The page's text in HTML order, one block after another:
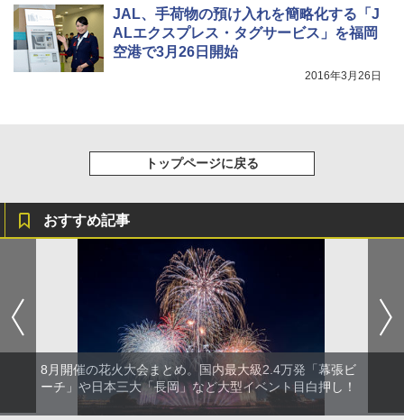
JAL、手荷物の預け入れを簡略化する「J
ALエクスプレス・タグサービス」を福岡
空港で3月26日開始
2016年3月26日
トップページに戻る
おすすめ記事
8月開催の花火大会まとめ。国内最大級2.4万発「幕張ビ
ーチ」や日本三大「長岡」など大型イベント目白押し！